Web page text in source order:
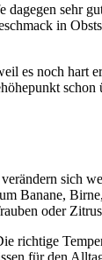
sehr
in
es noch
sich
Banane,
oder
richtige
für den